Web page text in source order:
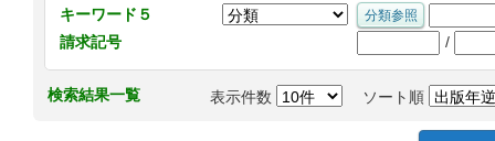
キーワード５
請求記号
/
検索結果一覧 表示件数 ソート順